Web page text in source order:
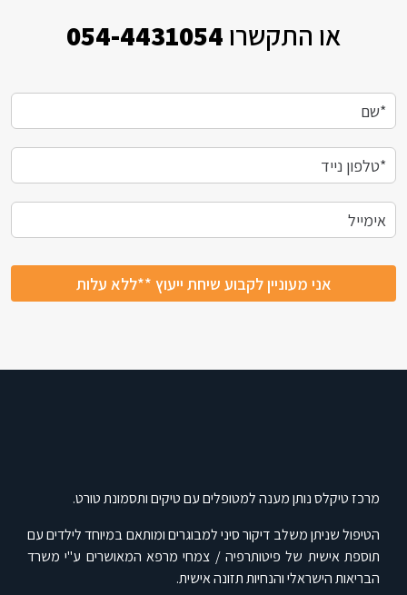
או התקשרו 054-4431054
מרכז טיקלס נותן מענה למטופלים עם טיקים ותסמונת טורט.
הטיפול שניתן משלב דיקור סיני למבוגרים ומותאם במיוחד לילדים עם
תוספת אישית של פיטותרפיה / צמחי מרפא המאושרים ע"י משרד
הבריאות הישראלי והנחיות תזונה אישית.